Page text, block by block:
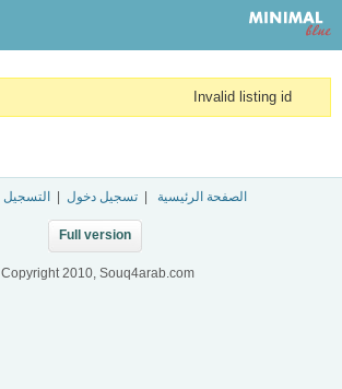
Invalid listing id
الصفحة الرئيسية تسجيل دخول التسجيل
Full version
Copyright 2010, Souq4arab.com